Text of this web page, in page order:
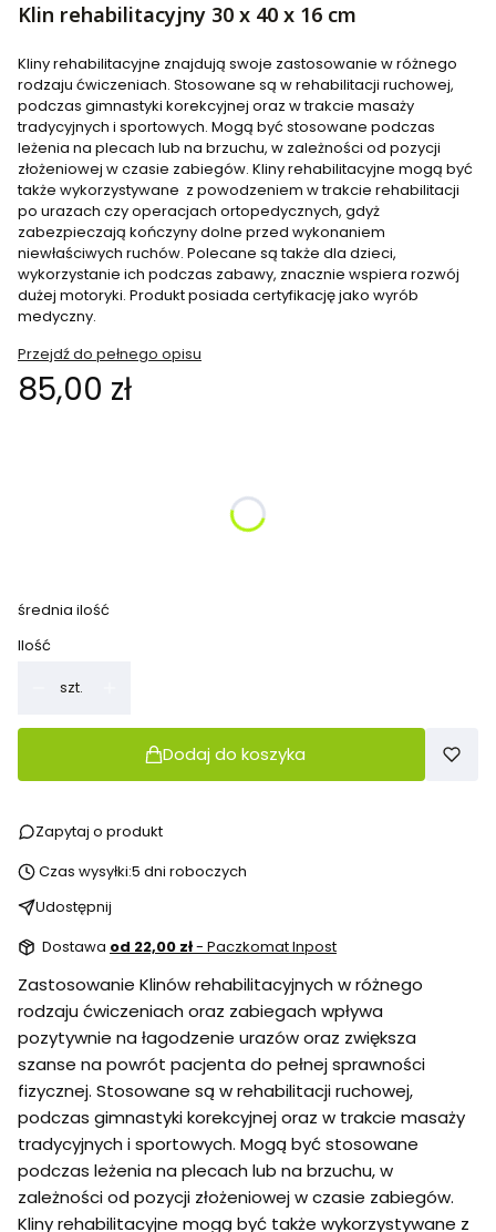
Klin rehabilitacyjny 30 x 40 x 16 cm
Kliny rehabilitacyjne znajdują swoje zastosowanie w różnego
rodzaju ćwiczeniach. Stosowane są w rehabilitacji ruchowej,
podczas gimnastyki korekcyjnej oraz w trakcie masaży
tradycyjnych i sportowych. Mogą być stosowane podczas
leżenia na plecach lub na brzuchu, w zależności od pozycji
złożeniowej w czasie zabiegów. Kliny rehabilitacyjne mogą być
także wykorzystywane z powodzeniem w trakcie rehabilitacji
po urazach czy operacjach ortopedycznych, gdyż
zabezpieczają kończyny dolne przed wykonaniem
niewłaściwych ruchów. Polecane są także dla dzieci,
wykorzystanie ich podczas zabawy, znacznie wspiera rozwój
dużej motoryki. Produkt posiada certyfikację jako wyrób
medyczny.
Przejdź do pełnego opisu
Cena
85,00 zł
Poszczególne warianty mogą różnić się ceną
średnia ilość
Ilość
szt.
Dodaj do koszyka
Zapytaj o produkt
Czas wysyłki:5 dni roboczych
Udostępnij
Dostawa od 22,00 zł- Paczkomat Inpost
Zastosowanie Klinów rehabilitacyjnych w różnego
rodzaju ćwiczeniach oraz zabiegach wpływa
pozytywnie na łagodzenie urazów oraz zwiększa
szanse na powrót pacjenta do pełnej sprawności
fizycznej. Stosowane są w rehabilitacji ruchowej,
podczas gimnastyki korekcyjnej oraz w trakcie masaży
tradycyjnych i sportowych. Mogą być stosowane
podczas leżenia na plecach lub na brzuchu, w
zależności od pozycji złożeniowej w czasie zabiegów.
Kliny rehabilitacyjne mogą być także wykorzystywane z